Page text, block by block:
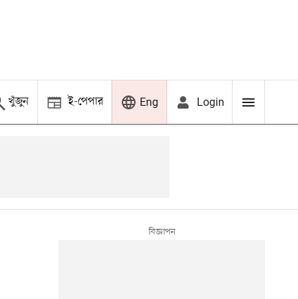
খুঁজুন ই-পেপার Eng Login